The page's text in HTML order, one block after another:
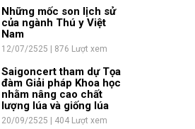
Những mốc son lịch sử
của ngành Thú y Việt
Nam
12/07/2525 | 876 Lượt xem
Saigoncert tham dự Tọa
đàm Giải pháp Khoa học
nhằm nâng cao chất
lượng lúa và giống lúa
20/09/2525 | 404 Lượt xem